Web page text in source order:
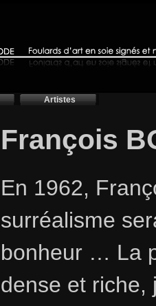
Artistes
François
En 1962,
surréalisme
bonheur … La
dense et riche,